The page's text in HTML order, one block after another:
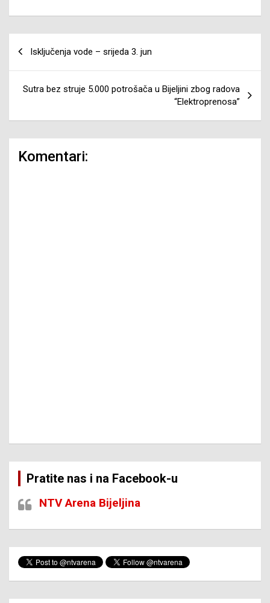
članaka
Isključenja vode – srijeda 3. jun
Sutra bez struje 5.000 potrošača u Bijeljini zbog radova
“Elektroprenosa”
Komentari:
Pratite nas i na Facebook-u
NTV Arena Bijeljina